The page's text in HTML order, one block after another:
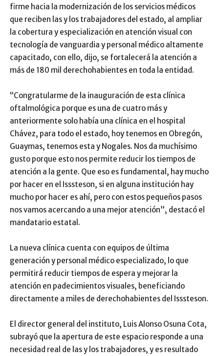
firme hacia la modernización de los servicios médicos
que reciben las y los trabajadores del estado, al ampliar
la cobertura y especialización en atención visual con
tecnología de vanguardia y personal médico altamente
capacitado, con ello, dijo, se fortalecerá la atención a
más de 180 mil derechohabientes en toda la entidad.
“Congratularme de la inauguración de esta clínica
oftalmológica porque es una de cuatro más y
anteriormente solo había una clínica en el hospital
Chávez, para todo el estado, hoy tenemos en Obregón,
Guaymas, tenemos esta y Nogales. Nos da muchísimo
gusto porque esto nos permite reducir los tiempos de
atención a la gente. Que eso es fundamental, hay mucho
por hacer en el Isssteson, si en alguna institución hay
mucho por hacer es ahí, pero con estos pequeños pasos
nos vamos acercando a una mejor atención”, destacó el
mandatario estatal.
La nueva clínica cuenta con equipos de última
generación y personal médico especializado, lo que
permitirá reducir tiempos de espera y mejorar la
atención en padecimientos visuales, beneficiando
directamente a miles de derechohabientes del Isssteson.
El director general del instituto, Luis Alonso Osuna Cota,
subrayó que la apertura de este espacio responde a una
necesidad real de las y los trabajadores, y es resultado